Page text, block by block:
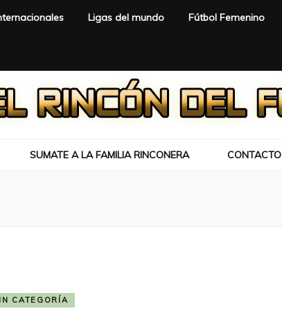
Ligas del mundo Fútbol Femenino
SUMATE A LA FAMILIA RINCONERA CONTACTO
CATEGORÍA